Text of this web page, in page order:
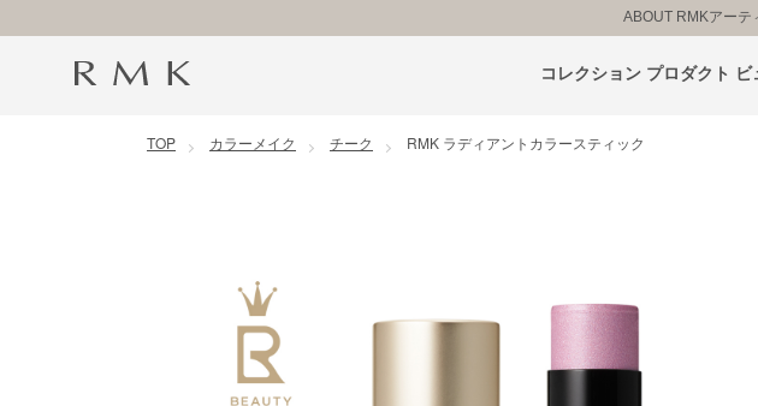
コンテンツに移動
ABOUT RMKアーテ
コレクション プロダクト ビ
TOP カラーメイク チーク RMK ラディアントカラースティック